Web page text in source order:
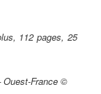
112 pages, 25
Ouest-France ©